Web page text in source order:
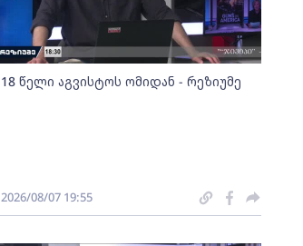
18 წელი აგვისტოს ომიდან - რეზიუმე
2026/08/07 19:55